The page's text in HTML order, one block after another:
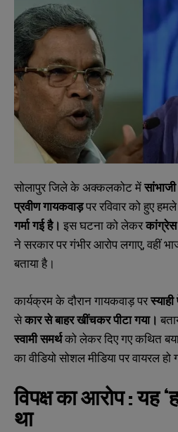
सोलापुर जिले के अक्कलकोट में
प्रवीण गायकवाड़पर रविवार को हुए
गर्मा गई है। इस घटना को लेकर
ने सरकार पर गंभीर आरोप लगाए, वहीं
बताया है।
कार्यक्रम के दौरान गायकवाड़ पर
सेकार से बाहर खींचकर पीटा गया।
स्वामी समर्थको लेकर दिए गए कथित
का वीडियो सोशल मीडिया पर वायरल हो
विपक्ष का आरोप : यह‘
था